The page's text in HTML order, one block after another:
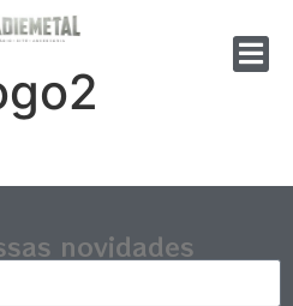
novidades